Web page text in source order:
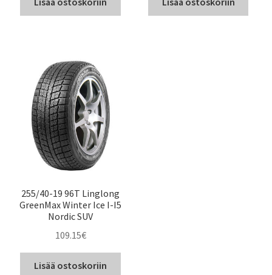
255/40-19 96T Linglong
GreenMax Winter Ice I-I5
Nordic SUV
109.15€
Lisää ostoskoriin